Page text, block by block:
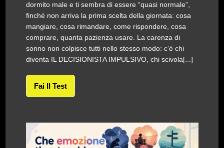
dormito male e ti sembra di essere “quasi normale”,
finché non arriva la prima scelta della giornata: cosa
mangiare, cosa rimandare, come rispondere, cosa
comprare, quanta pazienza usare. La carenza di
sonno non colpisce tutti nello stesso modo: c’è chi
diventa IL DECISIONISTA IMPULSIVO, chi scivola[...]
Fai Il Test